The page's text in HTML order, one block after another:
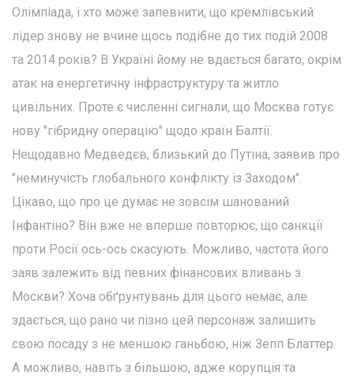
Олімпіада, і хто може запевнити, що кремлівський
лідер знову не вчине щось подібне до тих подій 2008
та 2014 років? В Україні йому не вдається багато, окрім
атак на енергетичну інфраструктуру та житло
цивільних. Проте є численні сигнали, що Москва готує
нову "гібридну операцію" щодо країн Балтії.
Нещодавно Медведєв, близький до Путіна, заявив про
"неминучість глобального конфлікту із Заходом".
Цікаво, що про це думає не зовсім шанований
Інфантіно? Він вже не вперше повторює, що санкції
проти Росії ось-ось скасують. Можливо, частота його
заяв залежить від певних фінансових вливань з
Москви? Хоча обґрунтувань для цього немає, але
здається, що рано чи пізно цей персонаж залишить
свою посаду з не меншою ганьбою, ніж Зепп Блаттер.
А можливо, навіть з більшою, адже корупція та